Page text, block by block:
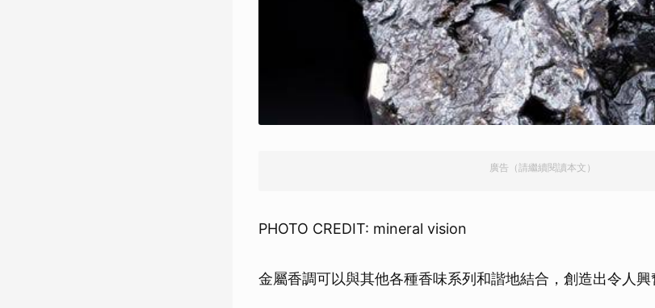
廣告（請繼續閱讀本文）
PHOTO CREDIT: mineral vision
金屬香調可以與其他各種香味系列和諧地結合，創造出令人興